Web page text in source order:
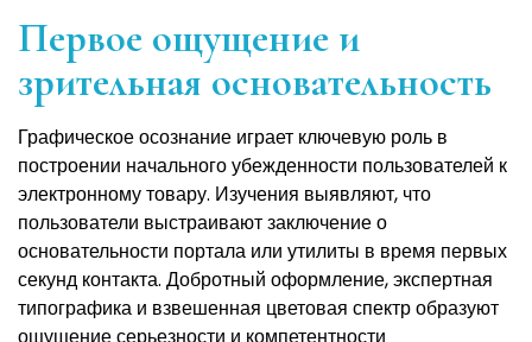
Первое ощущение и
зрительная основательность
Графическое осознание играет ключевую роль в
построении начального убежденности пользователей к
электронному товару. Изучения выявляют, что
пользователи выстраивают заключение о
основательности портала или утилиты в время первых
секунд контакта. Добротный оформление, экспертная
типографика и взвешенная цветовая спектр образуют